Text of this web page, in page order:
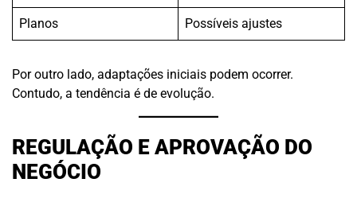
Planos Possíveis ajustes
Por outro lado, adaptações iniciais podem ocorrer.
Contudo, a tendência é de evolução.
REGULAÇÃO E APROVAÇÃO DO
NEGÓCIO